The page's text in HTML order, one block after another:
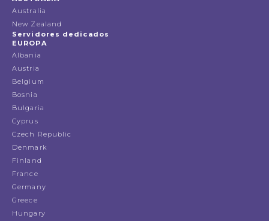
Australia
New Zealand
Servidores dedicados
EUROPA
Albania
Austria
Belgium
Bosnia
Bulgaria
Cyprus
Czech Republic
Denmark
Finland
France
Germany
Greece
Hungary